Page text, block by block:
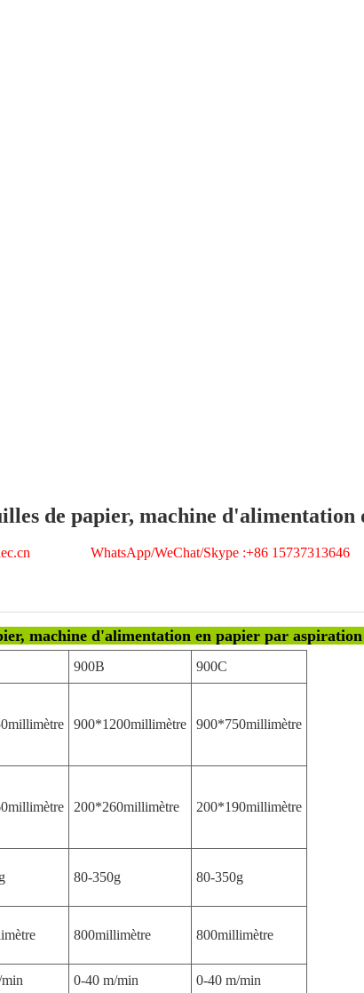
de papier, machine
WhatsApp/WeChat/Skype :+86
machine d'alimentation en papier par
900B 900C
900*1200millimètre 900*750millimètre
200*260millimètre 200*190millimètre
80-350g 80-350g
800millimètre 800millimètre
0-40 m/min 0-40 m/min